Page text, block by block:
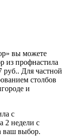
вы можете
из профнастила
руб.. Для частной
столбов
и
с
2 недели с
ваш выбор.